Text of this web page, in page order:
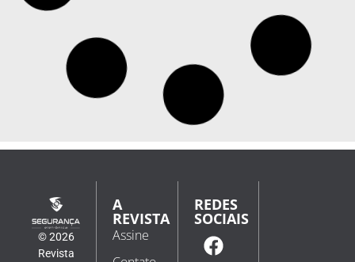
© 2026
Revista
A
REVISTA
Assine
REDES
SOCIAIS